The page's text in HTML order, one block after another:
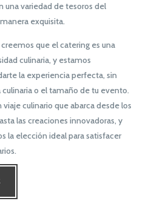
una variedad de tesoros del
exquisita.
que el catering es una
culinaria, y estamos
la experiencia perfecta, sin
o el tamaño de tu evento.
culinario que abarca desde los
las creaciones innovadoras, y
la elección ideal para satisfacer